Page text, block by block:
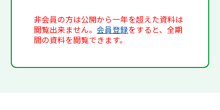
非会員の方は公開から一年を超えた資料は
閲覧出来ません。会員登録をすると、全期
間の資料を閲覧できます。